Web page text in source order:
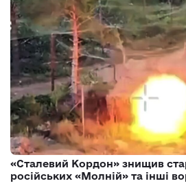
«Сталевий Кордон» знищив
російських «Молній» та інші